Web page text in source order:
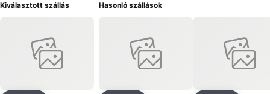
Kiválasztott szállás Hasonló szállások